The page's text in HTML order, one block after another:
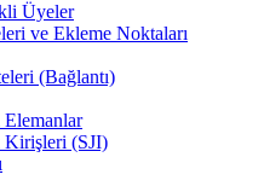
Üyeler
ve Ekleme Noktaları
(Bağlantı)
Kirişleri (SJI)